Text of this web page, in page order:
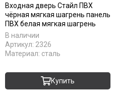
Входная дверь Стайл ПВХ
чёрная мягкая шагрень панель
ПВХ белая мягкая шагрень
В наличии
Артикул: 2326
Материал: сталь
Купить